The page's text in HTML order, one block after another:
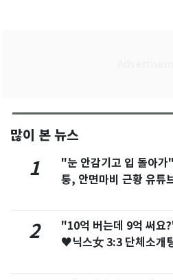
많이 본 뉴스
1
"눈 안감기고 입 돌아
퉁, 안면마비 근황 유튜
2
"10억 버는데 9억 써
♥닉스女 3:3 단체소개